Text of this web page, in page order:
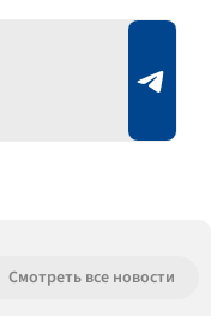
Смотреть все новости